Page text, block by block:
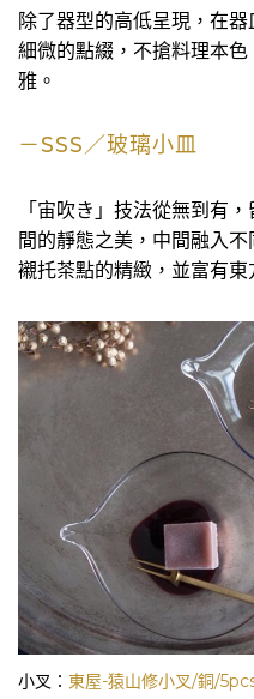
除了器型的高低呈現，在
細微的點綴，不搶料理本
雅。
－SSS／玻璃小皿
「宙吹き」技法從無到有
間的靜態之美，中間融入
襯托茶點的精緻，並富有東
小叉： 東屋-猿山修小叉/銅/